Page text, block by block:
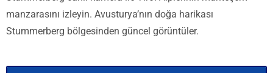
manzarasını izleyin. Avusturya’nın doğa harikası
Stummerberg bölgesinden güncel görüntüler.